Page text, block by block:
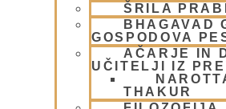
ŠRILA
BHAGAVAD
GOSPODOVA
AČARJE IN
UČITELJI IZ
THAKUR